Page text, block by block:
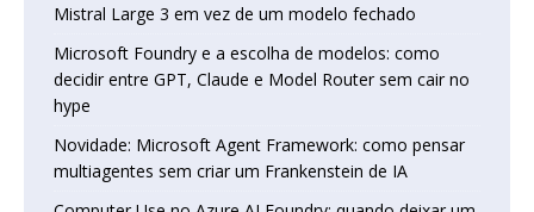
Mistral Large 3 em vez de um modelo fechado
Microsoft Foundry e a escolha de modelos: como
decidir entre GPT, Claude e Model Router sem cair no
hype
Novidade: Microsoft Agent Framework: como pensar
multiagentes sem criar um Frankenstein de IA